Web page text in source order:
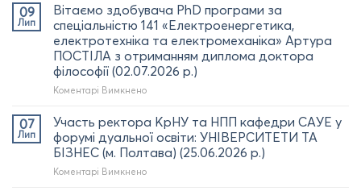
випускників
з
отриманням
дипломів
бакалавра
за
141
(G3)
(03.07.2026
р.)
09
Лип
Вітаємо здобувача PhD програми за
спеціальністю 141 «Електроенергетика,
електротехніка та електромеханіка» Артура
ПОСТІЛА з отриманням диплома доктора
філософії (02.07.2026 р.)
Коментарі Вимкненодо
здобувача
PhD
програми за
спеціальністю
141
07
Лип
Участь ректора КрНУ та НПП кафедри САУЕ у
форумі дуальної освіти: УНІВЕРСИТЕТИ ТА
БІЗНЕС (м. Полтава) (25.06.2026 р.)
Коментарі Вимкненодо